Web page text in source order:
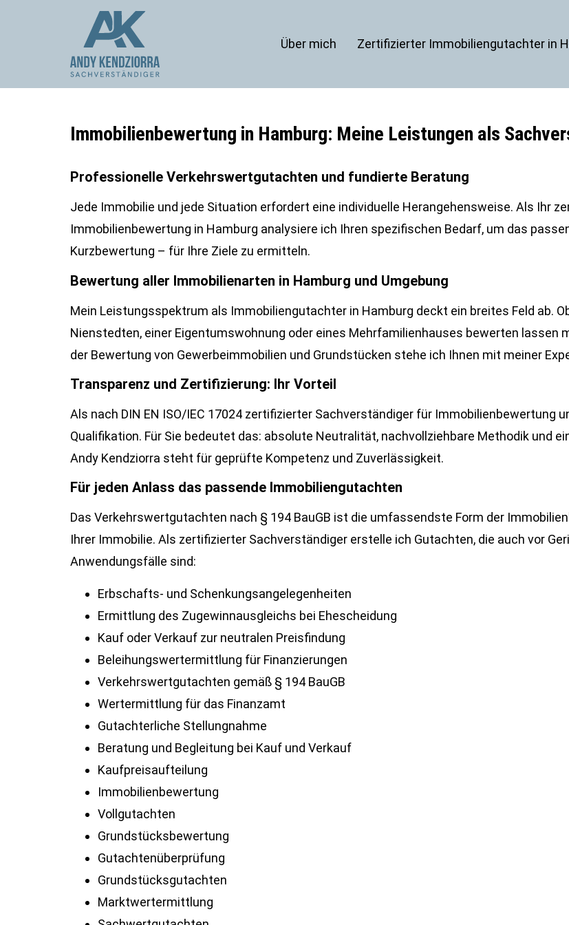
Über mich Zertifizierter Immobiliengutachter in
Immobilienbewertung in Hamburg: Meine Leistungen als
Professionelle Verkehrswertgutachten und fundierte Beratung
Jede Immobilie und jede Situation erfordert eine individuelle Herangehensweise. Als Ihr
Immobilienbewertung in Hamburg analysiere ich Ihren spezifischen Bedarf, um das
Kurzbewertung – für Ihre Ziele zu ermitteln.
Bewertung aller Immobilienarten in Hamburg und Umgebung
Mein Leistungsspektrum als Immobiliengutachter in Hamburg deckt ein breites Feld ab.
Nienstedten, einer Eigentumswohnung oder eines Mehrfamilienhauses bewerten lassen
der Bewertung von Gewerbeimmobilien und Grundstücken stehe ich Ihnen mit meiner
Transparenz und Zertifizierung: Ihr Vorteil
Als nach DIN EN ISO/IEC 17024 zertifizierter Sachverständiger für Immobilienbewertung
Qualifikation. Für Sie bedeutet das: absolute Neutralität, nachvollziehbare Methodik und
Andy Kendziorra steht für geprüfte Kompetenz und Zuverlässigkeit.
Für jeden Anlass das passende Immobiliengutachten
Das Verkehrswertgutachten nach § 194 BauGB ist die umfassendste Form der
Ihrer Immobilie. Als zertifizierter Sachverständiger erstelle ich Gutachten, die auch vor
Anwendungsfälle sind:
Erbschafts- und Schenkungsangelegenheiten
Ermittlung des Zugewinnausgleichs bei Ehescheidung
Kauf oder Verkauf zur neutralen Preisfindung
Beleihungswertermittlung für Finanzierungen
Verkehrswertgutachten gemäß § 194 BauGB
Wertermittlung für das Finanzamt
Gutachterliche Stellungnahme
Beratung und Begleitung bei Kauf und Verkauf
Kaufpreisaufteilung
Immobilienbewertung
Vollgutachten
Grundstücksbewertung
Gutachtenüberprüfung
Grundstücksgutachten
Marktwertermittlung